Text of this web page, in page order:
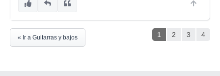
1 2 3 4
« Ir a Guitarras y bajos